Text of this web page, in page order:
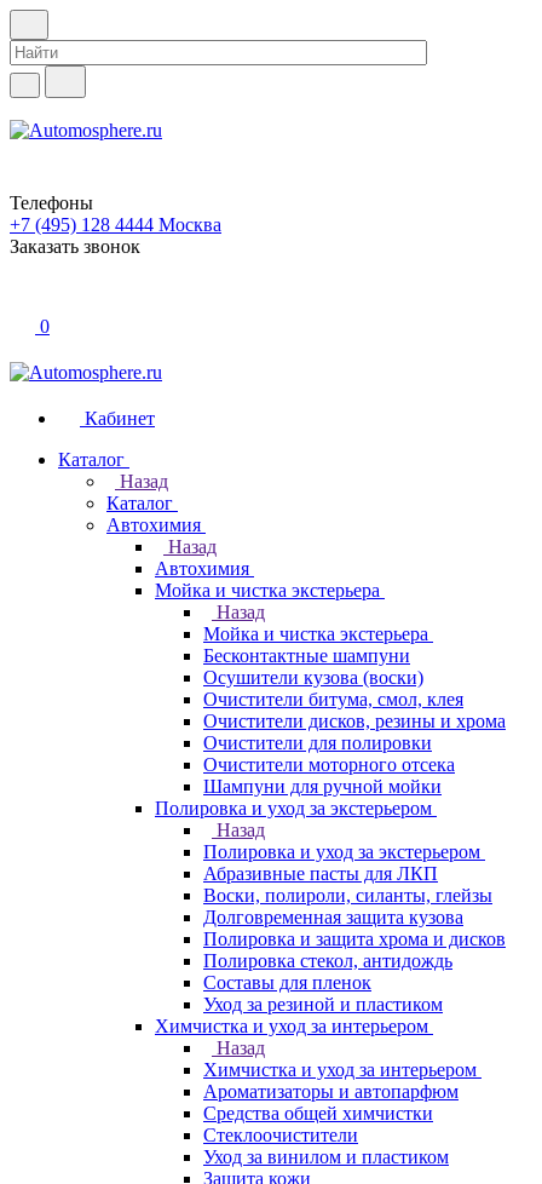
Телефоны
+7 (495) 128 4444 Москва
Заказать звонок
0
Кабинет
Каталог
Назад
Каталог
Автохимия
Назад
Автохимия
Мойка и чистка экстерьера
Назад
Мойка и чистка экстерьера
Бесконтактные шампуни
Осушители кузова (воски)
Очистители битума, смол, клея
Очистители дисков, резины и хрома
Очистители для полировки
Очистители моторного отсека
Шампуни для ручной мойки
Полировка и уход за экстерьером
Назад
Полировка и уход за экстерьером
Абразивные пасты для ЛКП
Воски, полироли, силанты, глейзы
Долговременная защита кузова
Полировка и защита хрома и дисков
Полировка стекол, антидождь
Составы для пленок
Уход за резиной и пластиком
Химчистка и уход за интерьером
Назад
Химчистка и уход за интерьером
Ароматизаторы и автопарфюм
Средства общей химчистки
Стеклоочистители
Уход за винилом и пластиком
Защита кожи